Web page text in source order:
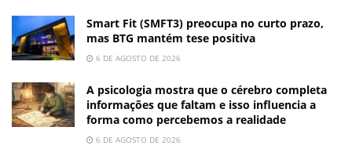
Smart Fit (SMFT3) preocupa no curto prazo,
mas BTG mantém tese positiva
6 DE AGOSTO DE 2026
A psicologia mostra que o cérebro completa
informações que faltam e isso influencia a
forma como percebemos a realidade
6 DE AGOSTO DE 2026